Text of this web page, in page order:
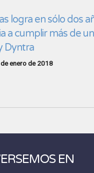
logra en sólo dos
a cumplir más de
Dyntra
enero de 2018
EN